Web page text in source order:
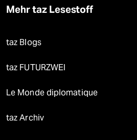
Mehr taz Lesestoff
taz Blogs
taz FUTURZWEI
Le Monde diplomatique
taz Archiv